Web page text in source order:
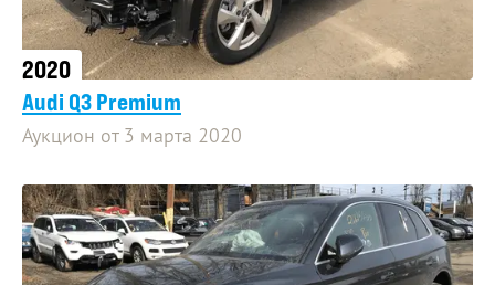
2020
Audi Q3 Premium
Аукцион от 3 марта 2020